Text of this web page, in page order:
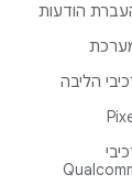
הודעות
הליבה